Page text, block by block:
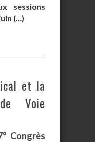
sessions
(…)
et la
Voie
Congrès